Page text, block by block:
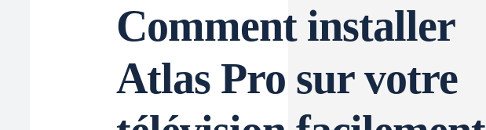
Comment installer
Atlas Pro sur votre